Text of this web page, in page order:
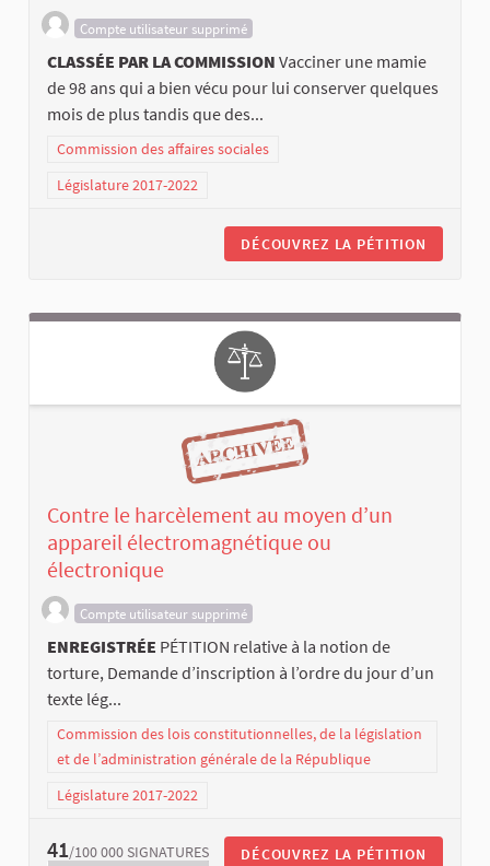
Compte utilisateur supprimé
CLASSÉE PAR LA COMMISSION Vacciner une mamie
de 98 ans qui a bien vécu pour lui conserver quelques
mois de plus tandis que des...
Commission des affaires sociales
Législature 2017-2022
DÉCOUVREZ LA PÉTITION
Contre le harcèlement au moyen d’un
appareil électromagnétique ou
électronique
Compte utilisateur supprimé
ENREGISTRÉE PÉTITION relative à la notion de
torture, Demande d’inscription à l’ordre du jour d’un
texte lég...
Commission des lois constitutionnelles, de la législation
et de l’administration générale de la République
Législature 2017-2022
41/100 000 SIGNATURES DÉCOUVREZ LA PÉTITION